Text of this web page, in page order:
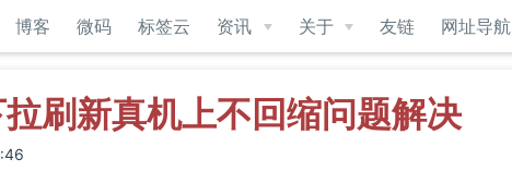
博客 微码 标签云 资讯 关于 友链 网址导航
刷新真机上不回缩问题解决